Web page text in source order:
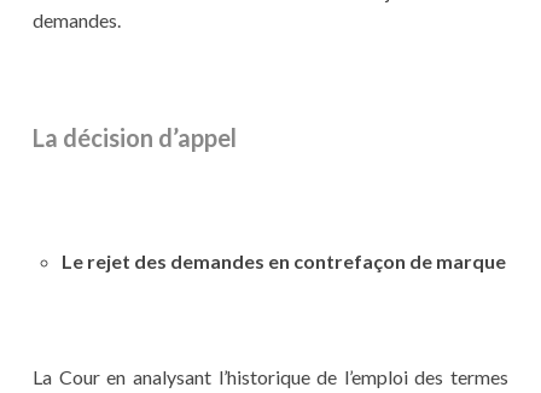
demandes.
La décision d’appel
Le rejet des demandes en contrefaçon de marque
La Cour en analysant l’historique de l’emploi des termes